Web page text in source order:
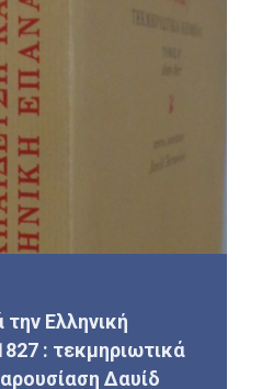
Ελληνική
: τεκμηριωτικά
Δαυίδ